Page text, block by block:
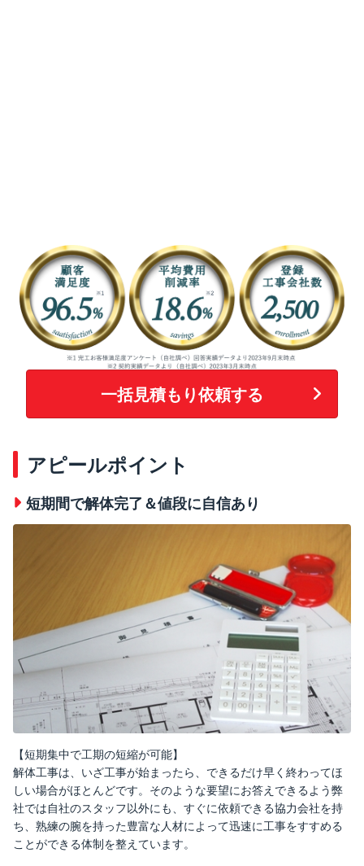
一括見積もり依頼する
アピールポイント
短期間で解体完了＆値段に自信あり
【短期集中で工期の短縮が可能】
解体工事は、いざ工事が始まったら、できるだけ早く終わってほ
しい場合がほとんどです。そのような要望にお答えできるよう弊
社では自社のスタッフ以外にも、すぐに依頼できる協力会社を持
ち、熟練の腕を持った豊富な人材によって迅速に工事をすすめる
ことができる体制を整えています。